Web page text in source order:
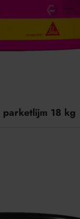
parketlijm 18 kg